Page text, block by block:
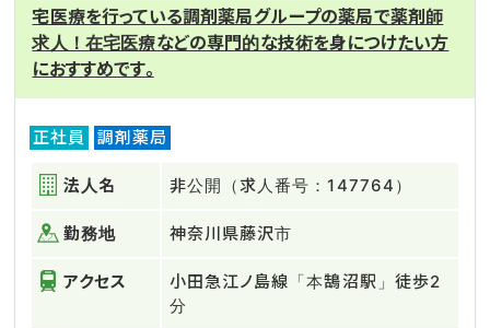
宅医療を行っている調剤薬局グループの薬局で薬剤師
求人！在宅医療などの専門的な技術を身につけたい方
におすすめです。
正社員 調剤薬局
法人名 非公開（求人番号：147764）
勤務地 神奈川県藤沢市
アクセス
小田急江ノ島線「本鵠沼駅」徒歩2
分